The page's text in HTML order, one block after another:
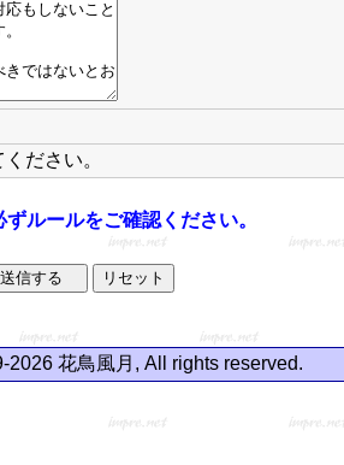
ださい。
ルールをご確認ください。
2026 花鳥風月, All rights reserved.